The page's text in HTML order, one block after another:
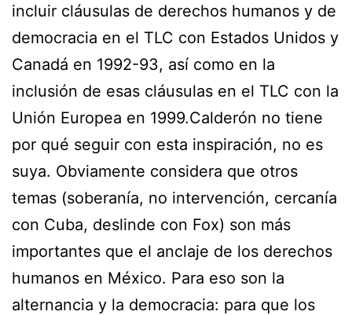
incluir cláusulas de derechos humanos y de
democracia en el TLC con Estados Unidos y
Canadá en 1992-93, así como en la
inclusión de esas cláusulas en el TLC con la
Unión Europea en 1999.Calderón no tiene
por qué seguir con esta inspiración, no es
suya. Obviamente considera que otros
temas (soberanía, no intervención, cercanía
con Cuba, deslinde con Fox) son más
importantes que el anclaje de los derechos
humanos en México. Para eso son la
alternancia y la democracia: para que los